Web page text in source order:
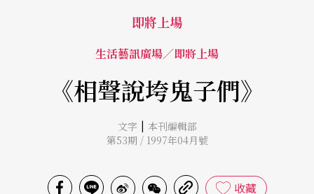
即將上場
生活藝訊廣場／即將上場
《相聲說垮鬼子們》
文字 | 本刊編輯部
第53期 / 1997年04月號
收藏